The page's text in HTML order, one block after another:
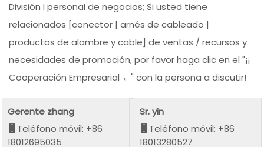
División I personal de negocios; Si usted tiene
relacionados [conector | arnés de cableado |
productos de alambre y cable] de ventas / recursos y
necesidades de promoción, por favor haga clic en el "¡¡
Cooperación Empresarial ←" con la persona a discutir!
Gerente zhang
Teléfono móvil: +86
18012695035
Sr. yin
Teléfono móvil: +86
18013280527